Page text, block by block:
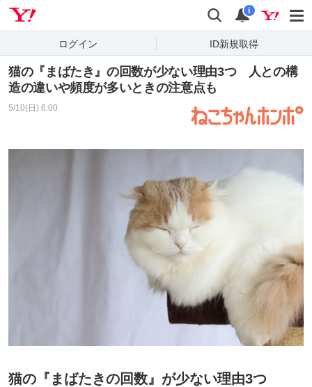
検索 通知
i
ログイン ID新規取得
猫の『まばたき』の回数が少ない理由3つ 人との構
造の違いや頻度が多いときの注意点も
5/10(日) 6:00
猫の『まばたきの回数』が少ない理由3つ